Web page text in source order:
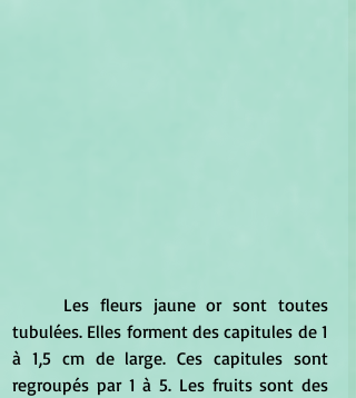
tubulées. Elles forment des capitules de 1
à 1,5 cm de large. Ces capitules sont
regroupés par 1 à 5. Les fruits sont des